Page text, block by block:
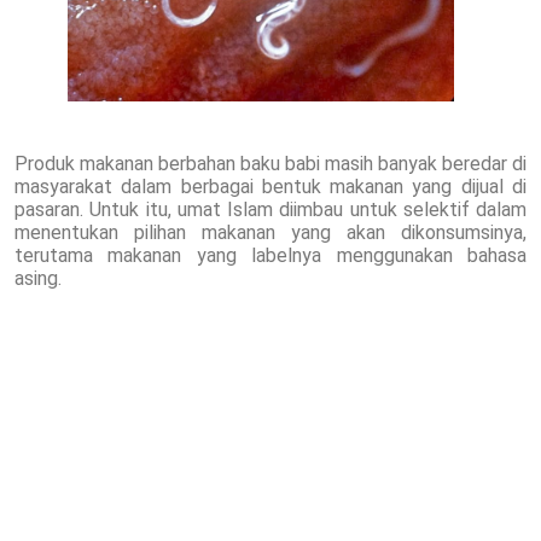
Produk makanan berbahan baku babi masih banyak beredar di
masyarakat dalam berbagai bentuk makanan yang dijual di
pasaran. Untuk itu, umat Islam diimbau untuk selektif dalam
menentukan pilihan makanan yang akan dikonsumsinya,
terutama makanan yang labelnya menggunakan bahasa
asing.